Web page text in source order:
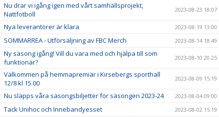
Nu drar vi igång igen med vårt samhällsprojekt,
Nattfotboll
2023-08-23 18:07
Nya leverantörer är klara 2023-08-19 13:00
SOMMARREA - Utförsäljning av FBC Merch 2023-08-14 18:49
Ny säsong igång! Vill du vara med och hjälpa till som
funktionär?
2023-08-10 20:25
Välkommen på hemmapremiär i Kirsebergs sporthall
12/8 kl 15.00
2023-08-09 15:19
Nu släpps våra säsongsbiljetter för säsongen 2023-24 2023-08-04 09:00
Tack Unihoc och Innebandyesset 2023-08-02 15:19